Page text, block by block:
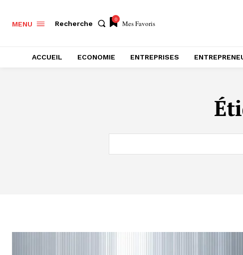
MENU Recherche
0 Mes Favoris
ACCUEIL ECONOMIE ENTREPRISES